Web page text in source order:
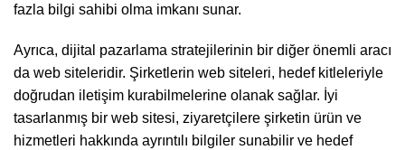
fazla bilgi sahibi olma imkanı sunar.
Ayrıca, dijital pazarlama stratejilerinin bir diğer önemli aracı
da web siteleridir. Şirketlerin web siteleri, hedef kitleleriyle
doğrudan iletişim kurabilmelerine olanak sağlar. İyi
tasarlanmış bir web sitesi, ziyaretçilere şirketin ürün ve
hizmetleri hakkında ayrıntılı bilgiler sunabilir ve hedef